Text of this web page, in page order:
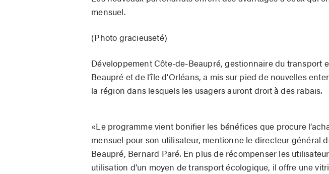
mensuel.
(Photo gracieuseté)
Développement Côte-de-Beaupré, gestionnaire du transport
Beaupré et de l’île d’Orléans, a mis sur pied de nouvelles
la région dans lesquels les usagers auront droit à des rabais.
«Le programme vient bonifier les bénéfices que procure
mensuel pour son utilisateur, mentionne le directeur général
Beaupré, Bernard Paré. En plus de récompenser les
utilisation d’un moyen de transport écologique, il offre une